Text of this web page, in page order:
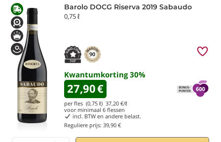
Barolo DOCG Riserva 2019 Sabaudo
0,75 ℓ
90
Kwantumkorting30%
27,90€
per fles (0,75 ℓ) 37,20 €/ℓ
voor minimaal 6 flessen
incl. BTW en andere belast.
Reguliere prijs: 39,90 €